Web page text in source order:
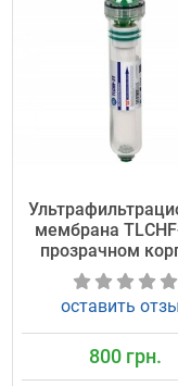
мембрана
прозрачном
оставить
800 грн.